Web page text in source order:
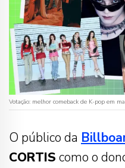
Votação: melhor comeback de K-pop em
O público da
CORTIS como o